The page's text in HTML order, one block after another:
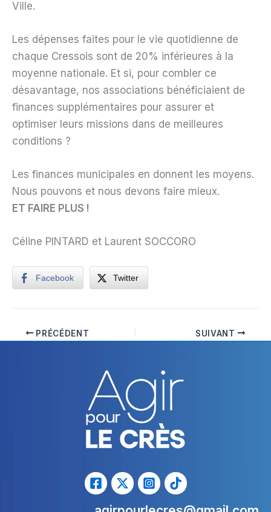
Ville.
Les dépenses faites pour le vie quotidienne de
chaque Cressois sont de 20% inférieures à la
moyenne nationale. Et si, pour combler ce
désavantage, nos associations bénéficiaient de
finances supplémentaires pour assurer et
optimiser leurs missions dans de meilleures
conditions ?
Les finances municipales en donnent les moyens.
Nous pouvons et nous devons faire mieux.
ET FAIRE PLUS !
Céline PINTARD et Laurent SOCCORO
Facebook Twitter
PRÉCÉDENT SUIVANT